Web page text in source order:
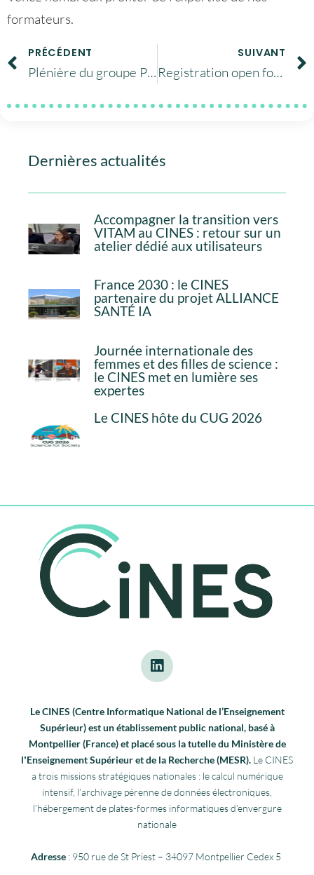
formateurs.
PRÉCÉDENT
Plénière du groupe PIN le 16 janvier 2018
SUIVANT
Registration open for training: Debugging & Optimization
Dernières actualités
Accompagner la transition vers
VITAM au CINES : retour sur un
atelier dédié aux utilisateurs
France 2030 : le CINES
partenaire du projet ALLIANCE
SANTÉ IA
Journée internationale des
femmes et des filles de science :
le CINES met en lumière ses
expertes
Le CINES hôte du CUG 2026
Le CINES (Centre Informatique National de l’Enseignement
Supérieur) est un établissement public national, basé à
Montpellier (France) et placé sous la tutelle du Ministère de
lʼEnseignement Supérieur et de la Recherche (MESR). Le CINES
a trois missions stratégiques nationales : le calcul numérique
intensif, l’archivage pérenne de données électroniques,
l’hébergement de plates-formes informatiques d’envergure
nationale
Adresse : 950 rue de St Priest – 34097 Montpellier Cedex 5